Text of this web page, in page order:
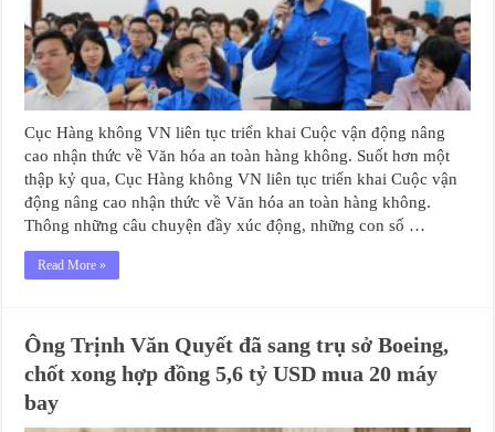
Cục Hàng không VN liên tục triển khai Cuộc vận động nâng
cao nhận thức về Văn hóa an toàn hàng không. Suốt hơn một
thập kỷ qua, Cục Hàng không VN liên tục triển khai Cuộc vận
động nâng cao nhận thức về Văn hóa an toàn hàng không.
Thông những câu chuyện đầy xúc động, những con số …
Read More »
Ông Trịnh Văn Quyết đã sang trụ sở Boeing,
chốt xong hợp đồng 5,6 tỷ USD mua 20 máy
bay